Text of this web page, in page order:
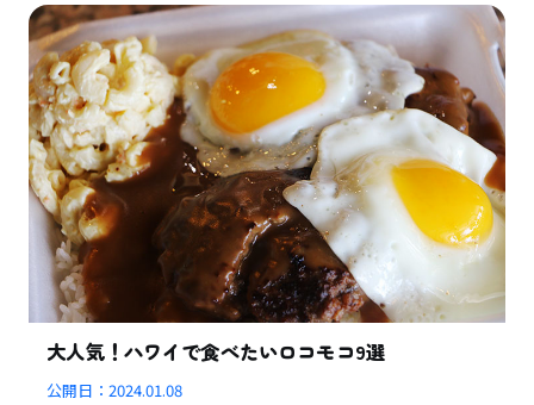
大人気！ハワイで食べたいロコモコ9選
公開日：2024.01.08